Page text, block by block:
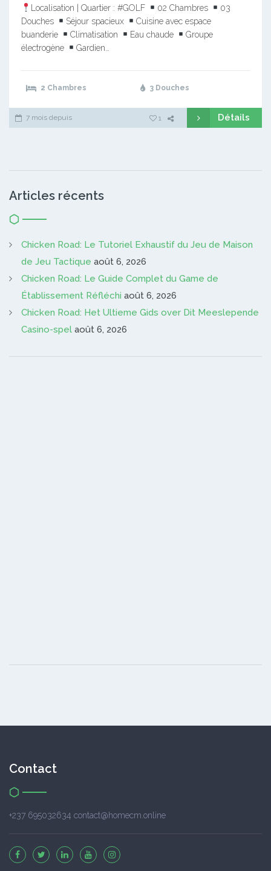
Localisation | Quartier : #GOLF
02 Chambres
03
Douches
Séjour spacieux
Cuisine avec espace
buanderie
Climatisation Eau chaude
Groupe
électrogène
Gardien…
2 Chambres 3 Douches
7 mois depuis 1 Détails
Articles récents
Chicken Road: Le Tutoriel Exhaustif du Jeu de Maison
de Jeu Tactique août 6, 2026
Chicken Road: Le Guide Complet du Game de
Établissement Réfléchi août 6, 2026
Chicken Road: Het Ultieme Gids over Dit Meeslepende
Casino-spel août 6, 2026
Contact
+237 695032634 contact@homecm.online